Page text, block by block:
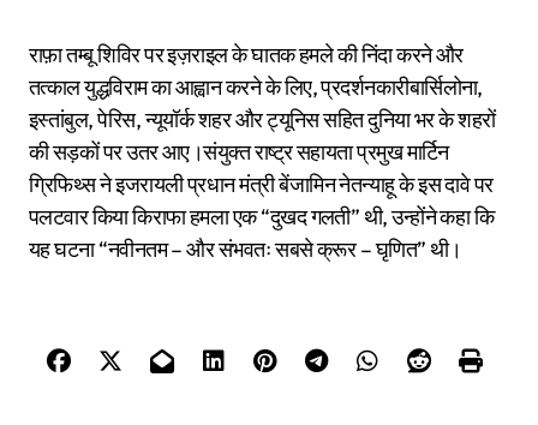
राफ़ा तम्बू शिविर पर इज़राइल के घातक हमले की निंदा करने और
तत्काल युद्धविराम का आह्वान करने के लिए, प्रदर्शनकारीबार्सिलोना,
इस्तांबुल, पेरिस, न्यूयॉर्क शहर और ट्यूनिस सहित दुनिया भर के शहरों
की सड़कों पर उतर आए।संयुक्त राष्ट्र सहायता प्रमुख मार्टिन
ग्रिफिथ्स ने इजरायली प्रधान मंत्री बेंजामिन नेतन्याहू के इस दावे पर
पलटवार किया किराफा हमला एक “दुखद गलती” थी, उन्होंने कहा कि
यह घटना “नवीनतम – और संभवतः सबसे क्रूर – घृणित” थी।